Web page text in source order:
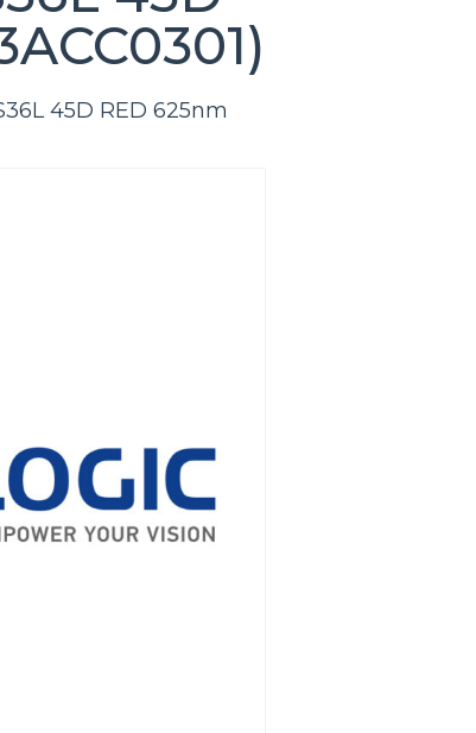
45D RED 625nm